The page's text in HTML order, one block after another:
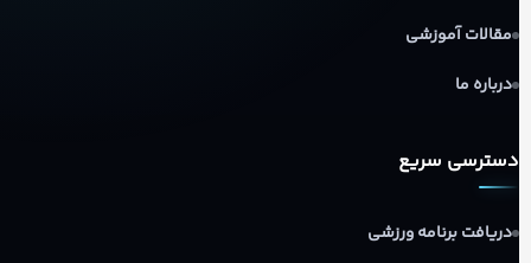
مقالات آموزشی
درباره ما
دسترسی سریع
دریافت برنامه ورزشی